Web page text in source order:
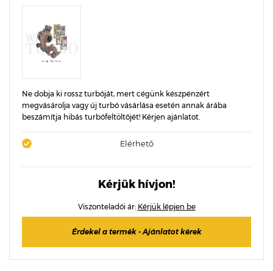
Ne dobja ki rossz turbóját, mert cégünk készpénzért
megvásárolja vagy új turbó vásárlása esetén annak árába
beszámítja hibás turbófeltöltőjét! Kérjen ajánlatot.
Elérhető
Kérjük hívjon!
Viszonteladói ár: Kérjük lépjen be
Érdekel a termék - Ajánlatot kérek